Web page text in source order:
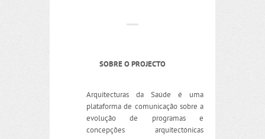
SOBRE O PROJECTO
Arquitecturas da Saúde é uma
plataforma de comunicação sobre a
evolução de programas e
concepções arquitectónicas